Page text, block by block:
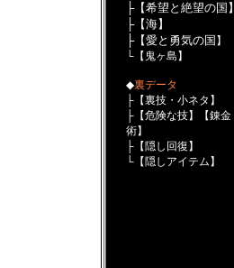
├【希望と絶望の国
├【海】
├【愛と勇気の国 】
└【 鬼ヶ島】
◆裏データ
├【裏技・小ネタ 】
├【危険な技】【錬金
術】
├【 隠し回復 】
└【 隠しアイテム 】